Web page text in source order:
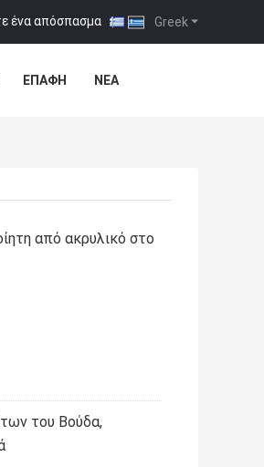
Greek
ένα απόσπασμα |
ΕΠΑΦΉ ΝΈΑ
από ακρυλικό στο
του Βούδα,